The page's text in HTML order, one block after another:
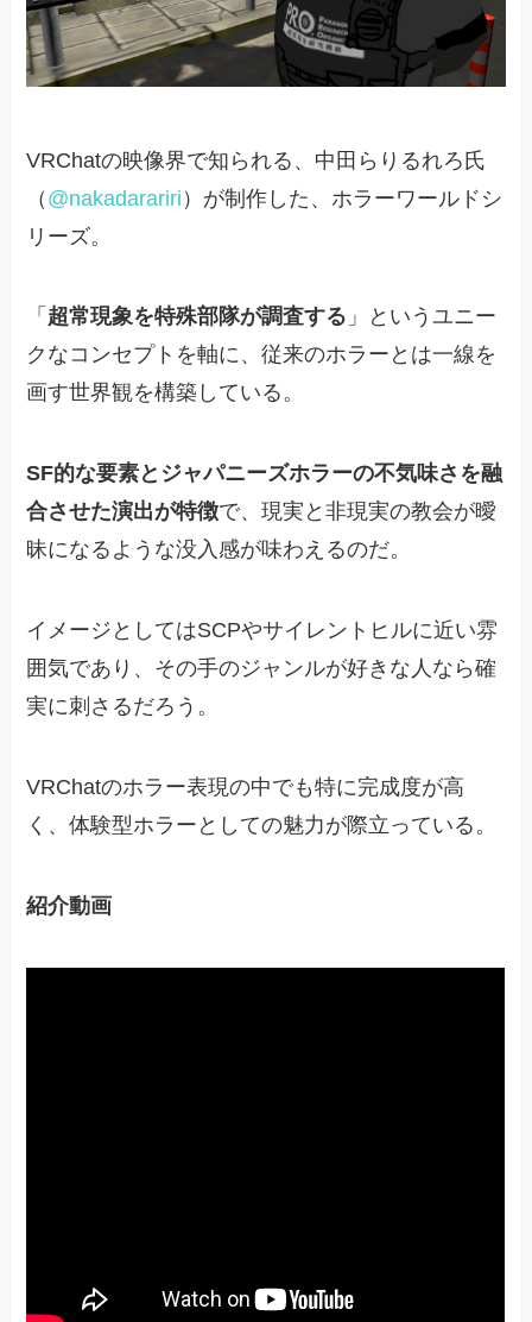
VRChatの映像界で知られる、中田らりるれろ氏
（ @nakadarariri ）が制作した、ホラーワールドシ
リーズ。
「 超常現象を特殊部隊が調査する 」というユニー
クなコンセプトを軸に、従来のホラーとは一線を
画す世界観を構築している。
SF的な要素とジャパニーズホラーの不気味さを融
合させた演出が特徴で、現実と非現実の教会が曖
昧になるような没入感が味わえるのだ。
イメージとしてはSCPやサイレントヒルに近い雰
囲気であり、その手のジャンルが好きな人なら確
実に刺さるだろう。
VRChatのホラー表現の中でも特に完成度が高
く、体験型ホラーとしての魅力が際立っている。
紹介動画